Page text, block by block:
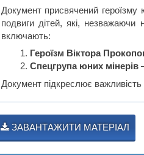
Документ присвячений героїзму
подвиги дітей, які,
включають:
Героїзм Віктора
Спецгрупа юних мінерів
Документ підкреслює важливість
ЗАВАНТАЖИТИ МАТЕРІАЛ